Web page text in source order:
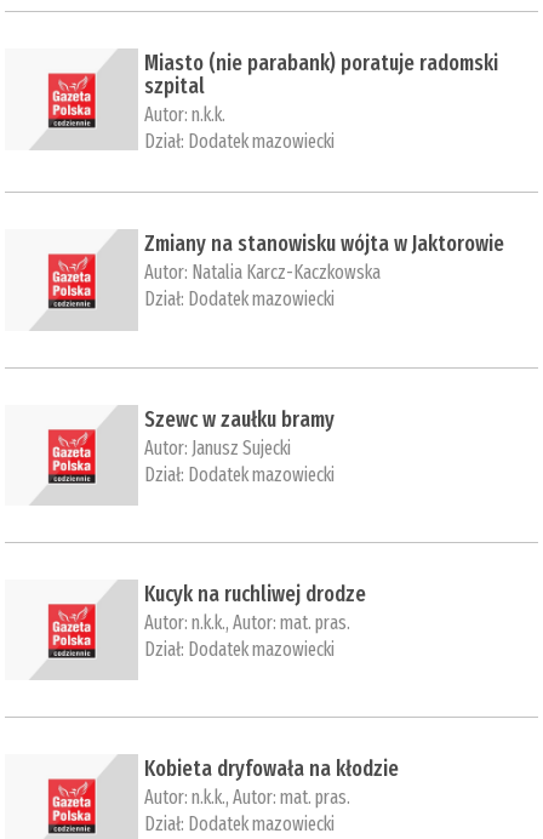
Miasto (nie parabank) poratuje radomski
szpital
Autor:n.k.k.
Dział: Dodatek mazowiecki
Zmiany na stanowisku wójta w Jaktorowie
Autor: Natalia Karcz-Kaczkowska
Dział: Dodatek mazowiecki
Szewc w zaułku bramy
Autor: Janusz Sujecki
Dział: Dodatek mazowiecki
Kucyk na ruchliwej drodze
Autor:n.k.k., Autor:mat. pras.
Dział: Dodatek mazowiecki
Kobieta dryfowała na kłodzie
Autor:n.k.k., Autor:mat. pras.
Dział: Dodatek mazowiecki